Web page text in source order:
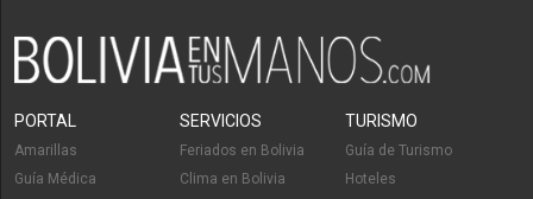
PORTAL
Amarillas
Guía Médica
SERVICIOS
Feriados en Bolivia
Clima en Bolivia
TURISMO
Guía de Turismo
Hoteles